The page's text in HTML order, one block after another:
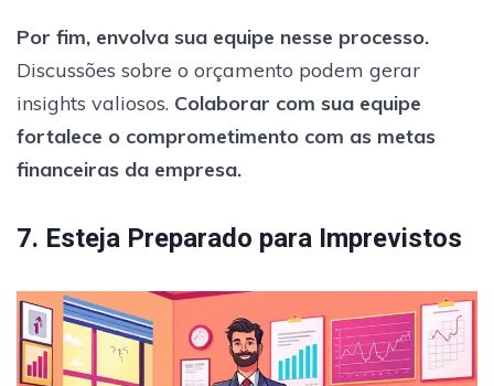
Por fim, envolva sua equipe nesse processo.
Discussões sobre o orçamento podem gerar
insights valiosos. Colaborar com sua equipe
fortalece o comprometimento com as metas
financeiras da empresa.
7. Esteja Preparado para Imprevistos